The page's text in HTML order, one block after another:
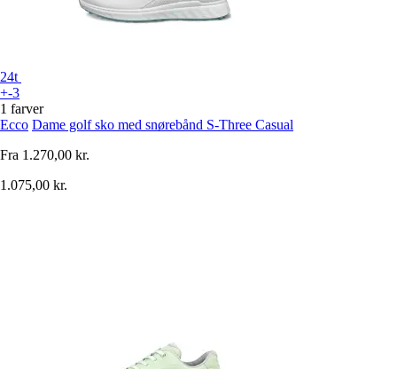
24t
+-3
1 farver
Ecco Dame golf sko med snørebånd S-Three Casual
Fra 1.270,00 kr.
1.075,00 kr.